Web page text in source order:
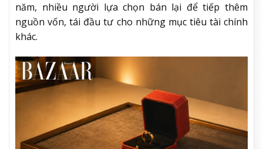
năm, nhiều người lựa chọn bán lại để tiếp thêm
nguồn vốn, tái đầu tư cho những mục tiêu tài chính
khác.